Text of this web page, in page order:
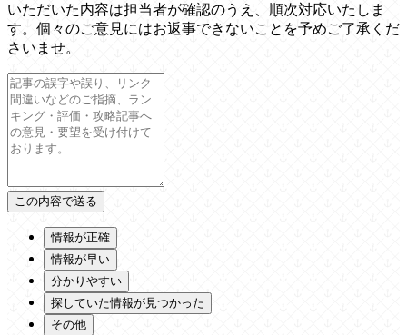
いただいた内容は担当者が確認のうえ、順次対応いたしま
す。個々のご意見にはお返事できないことを予めご了承くだ
さいませ。
情報が正確
情報が早い
分かりやすい
探していた情報が見つかった
その他